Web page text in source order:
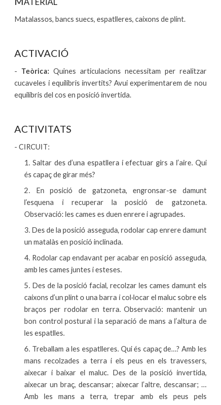
Matalassos, bancs suecs, espatlleres, caixons de plint.
ACTIVACIÓ
- Teòrica: Quines articulacions necessitam per realitzar
cucaveles i equilibris invertits? Avui experimentarem de nou
equilibris del cos en posició invertida.
ACTIVITATS
-CIRCUIT:
1. Saltar des d’una espatllera i efectuar girs a l’aire. Qui
és capaç de girar més?
2. En posició de gatzoneta, engronsar-se damunt
l’esquena i recuperar la posició de gatzoneta.
Observació: les cames es duen enrere i agrupades.
3. Des de la posició asseguda, rodolar cap enrere damunt
un matalàs en posició inclinada.
4. Rodolar cap endavant per acabar en posició asseguda,
amb les cames juntes i esteses.
5. Des de la posició facial, recolzar les cames damunt els
caixons d’un plint o una barra i col·locar el maluc sobre els
braços per rodolar en terra. Observació: mantenir un
bon control postural i la separació de mans a l’altura de
les espatlles.
6. Treballam a les espatlleres. Qui és capaç de…? Amb les
mans recolzades a terra i els peus en els travessers,
aixecar i baixar el maluc. Des de la posició invertida,
aixecar un braç, descansar; aixecar l’altre, descansar; …
Amb les mans a terra, trepar amb els peus pels